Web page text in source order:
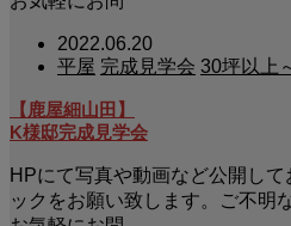
2022.06.20
平屋 完成見学会 30坪以上
【鹿屋細山田】
K様邸完成見学会
HPにて写真や動画など公開し
ックをお願い致します。ご不明